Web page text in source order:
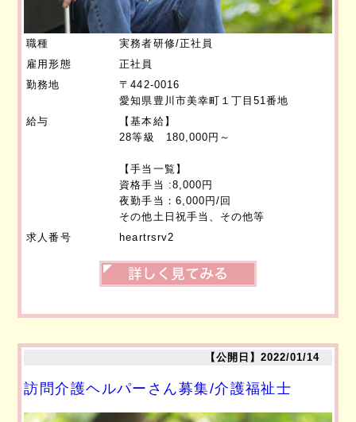
職種
実務者研修/正社員
雇用形態
正社員
勤務地
〒442-0016
愛知県豊川市美幸町１丁目51番地
給与
【基本給】
28等級 180,000円～
【手当一覧】
資格手当 :8,000円
夜勤手当：6,000円/回
その他土日祝手当、その他等
求人番号
heartrsrv2
【公開日】2022/01/14
訪問介護ヘルパーさん募集/介護福祉士